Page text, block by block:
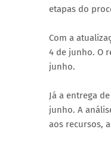
etapas do
Com a
4 de junho. O
junho.
Já a entrega
junho. A
aos recursos,